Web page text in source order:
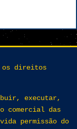
os direitos
executar,
comercial das
permissão do